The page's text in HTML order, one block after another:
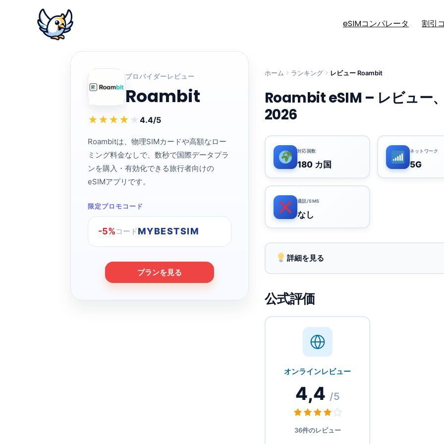
eSIMコンパレータ 割引
プロバイダーレビュー
Roambit
★★★★ ★4.4/5
Roambitは、物理SIMカードや高額なロー
ミング料金なしで、数秒で国際データプラ
ンを購入・有効化できる旅行者向けの
eSIMアプリです。
限定プロモコード
-5%コードMYBESTSIM
プランを見る
ホーム ランキング レビュー Roambit
Roambit eSIM – レビュー
2026
対応国数
180 カ国
ネットワーク
5G
通話/SMS
なし
詳細を見る
ビスで、従来のローミングを回避可能。
Apple Pay、Google Pay、クレジット
カードによる安全な決済で数秒で購入可
トで旅行中の利用管理を支援。
公式評価
オンラインレビュー
4,4 /5
36件のレビュー